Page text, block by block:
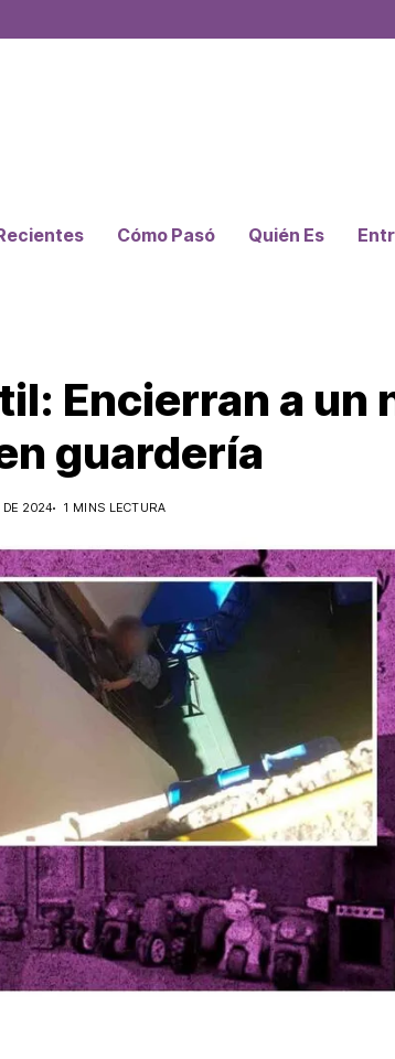
Cómo Pasó Quién Es
Encierran a un
guardería
DE 2024 1 MINS LECTURA